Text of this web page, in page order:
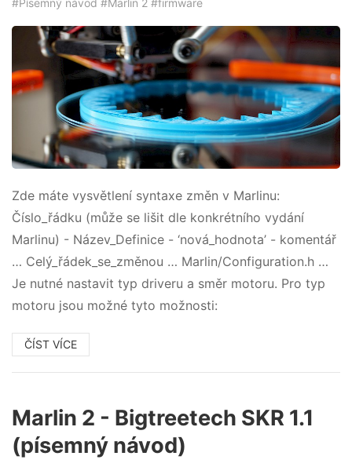
Zde máte vysvětlení syntaxe změn v Marlinu:
Číslo_řádku (může se lišit dle konkrétního vydání
Marlinu) - Název_Definice - ‘nová_hodnota’ - komentář
… Celý_řádek_se_změnou … Marlin/Configuration.h …
Je nutné nastavit typ driveru a směr motoru. Pro typ
motoru jsou možné tyto možnosti:
ČÍST VÍCE
Marlin 2 - Bigtreetech SKR 1.1
(písemný návod)